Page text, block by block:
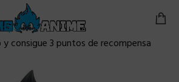
consigue 3 puntos de recompensa